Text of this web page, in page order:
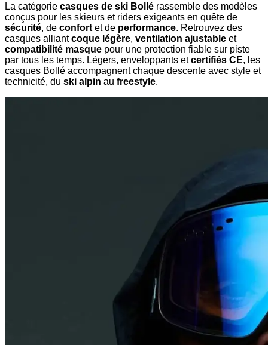
La catégorie casques de ski Bollé rassemble des modèles
conçus pour les skieurs et riders exigeants en quête de
sécurité, de confort et de performance. Retrouvez des
casques alliantcoque légère, ventilation ajustable et
compatibilité masque pour une protection fiable sur piste
par tous les temps. Légers, enveloppants etcertifiés CE, les
casques Bollé accompagnent chaque descente avec style et
technicité, du ski alpin au freestyle.